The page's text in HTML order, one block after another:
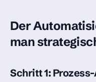
Der
man
Schritt 1: